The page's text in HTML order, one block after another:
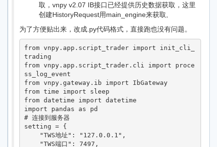
取，vnpy v2.07 IB接口已经提供历史数据获取，这里
创建HistoryRequest用main_engine来获取,
为了方便贴出来，改成.py代码格式，直接跑也没有问题。
from vnpy.app.script_trader import init_cli_
trading
from vnpy.app.script_trader.cli import proce
ss_log_event
from vnpy.gateway.ib import IbGateway
from time import sleep
from datetime import datetime
import pandas as pd
# 连接到服务器
setting = {